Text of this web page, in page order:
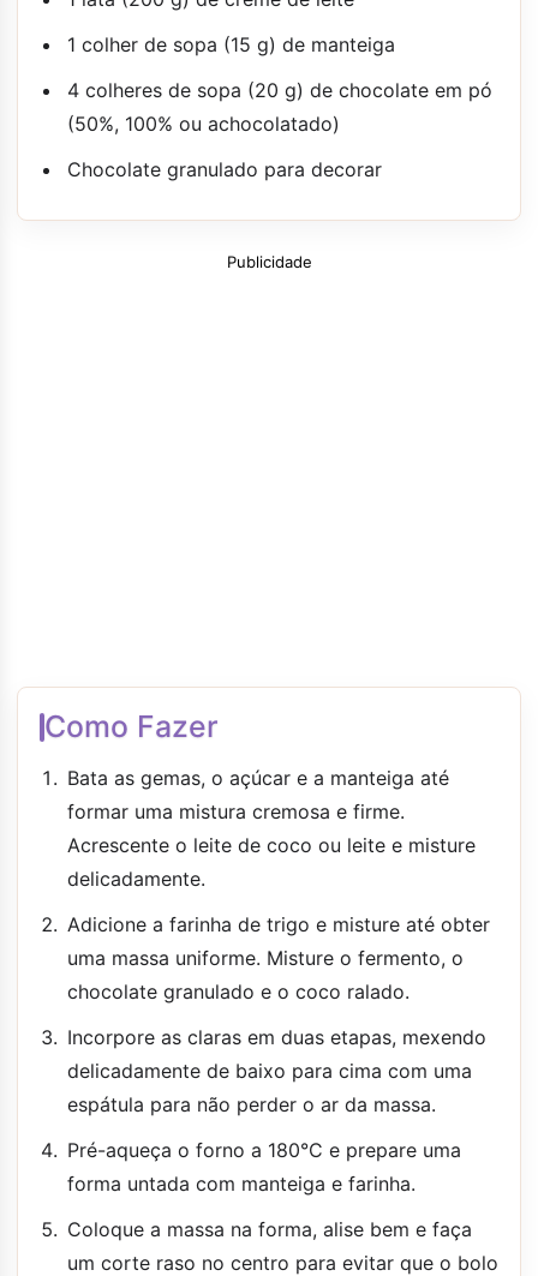
1 colher de sopa (15 g) de manteiga
4 colheres de sopa (20 g) de chocolate em pó
(50%, 100% ou achocolatado)
Chocolate granulado para decorar
Publicidade
Como Fazer
Bata as gemas, o açúcar e a manteiga até
formar uma mistura cremosa e firme.
Acrescente o leite de coco ou leite e misture
delicadamente.
Adicione a farinha de trigo e misture até obter
uma massa uniforme. Misture o fermento, o
chocolate granulado e o coco ralado.
Incorpore as claras em duas etapas, mexendo
delicadamente de baixo para cima com uma
espátula para não perder o ar da massa.
Pré-aqueça o forno a 180°C e prepare uma
forma untada com manteiga e farinha.
Coloque a massa na forma, alise bem e faça
um corte raso no centro para evitar que o bolo